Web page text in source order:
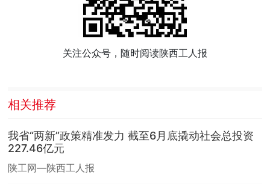
关注公众号，随时阅读陕西工人报
相关推荐
我省“两新”政策精准发力 截至6月底撬动社会总投资
227.46亿元
陕工网—陕西工人报